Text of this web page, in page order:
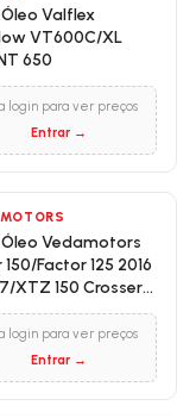
Valflex
VT600C/XL
650
login para ver preços
Entrar →
Vedamotors
150/Factor 125 2016
XTZ 150 Crosser
login para ver preços
Entrar →